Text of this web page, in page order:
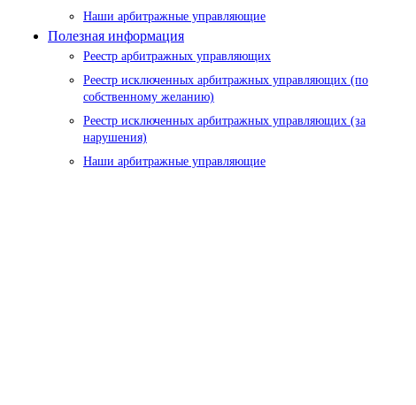
Наши арбитражные управляющие
Полезная информация
Реестр арбитражных управляющих
Реестр исключенных арбитражных управляющих (по
собственному желанию)
Реестр исключенных арбитражных управляющих (за
нарушения)
Наши арбитражные управляющие